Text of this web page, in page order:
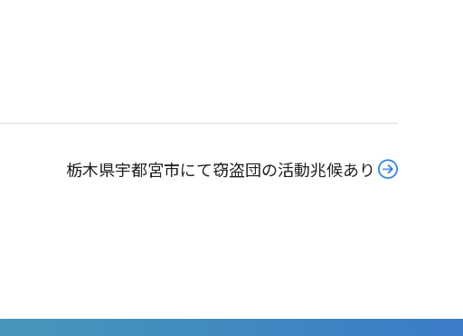
栃木県宇都宮市にて窃盗団の活動兆候あり